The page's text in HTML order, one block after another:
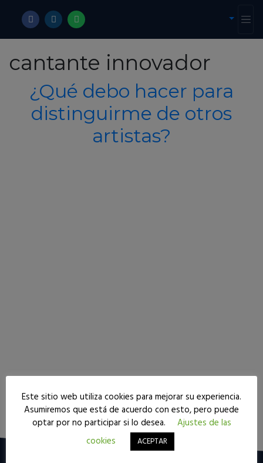
cantante innovador
¿Qué debo hacer para
distinguirme de otros
artistas?
Seguir leyendo
Este sitio web utiliza cookies para mejorar su experiencia.
Asumiremos que está de acuerdo con esto, pero puede
optar por no participar si lo desea.
Ajustes de las
cookies
ACEPTAR